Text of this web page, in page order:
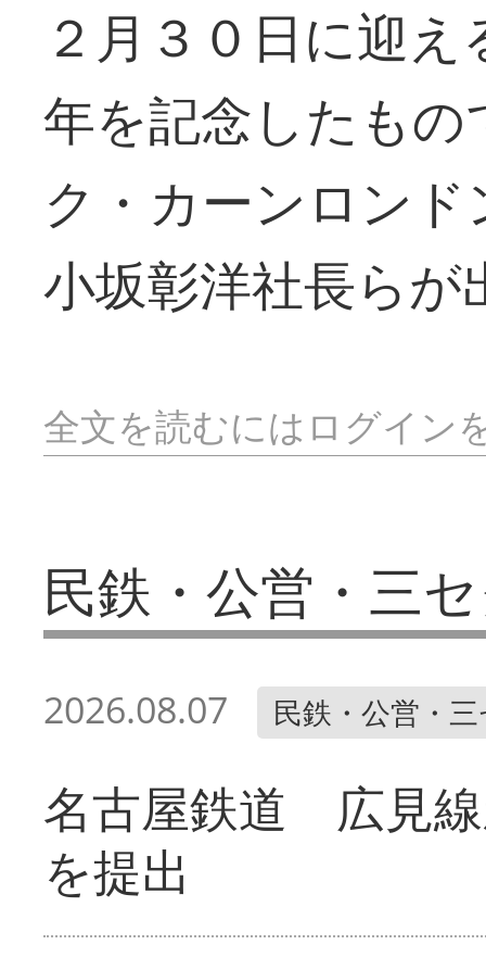
２月３０日に迎
年を記念したも
ク・カーンロン
小坂彰洋社長らが
全文を読むにはログイン
民鉄・公営・三
2026.08.07 民鉄・公営・
名古屋鉄道 広見
を提出